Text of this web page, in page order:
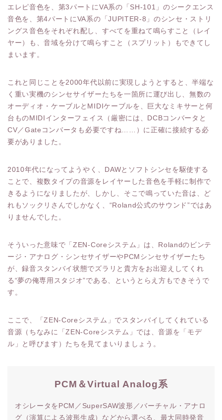
エレピ音色を、第3パートにVA系の「SH-101」のシークエンス
音色を、第4パートにVA系の「JUPITER-8」のシンセ・ストリ
ングス音色をそれぞれ配し、すべてを重ねて鳴らすこと（レイ
ヤー）も、音域を分けて鳴らすこと（スプリット）もできてし
まいます。
これと同じことを2000年代以前に実現しようとすると、半端な
く重い実機のシンセサイザーたちを一箇所に運び出し、無数の
オーディオ・ケーブルとMIDIケーブルを、巨大なミキサーと何
台ものMIDIインターフェイス（厳密には、DCBコンバータと
CV／Gateコンバータも必要ですね……）に正確に接続する必
要がありました。
2010年代になってようやく、DAWとソフトシンセを駆使する
ことで、複数タイプの音源をレイヤーした音色を手軽に制作で
きるようになりましたが、しかし、そこで鳴っていた音は、ど
れもソックリさんでしかなく、“Roland公式のサウンド”ではあ
りませんでした。
そういった意味で「ZEN-Coreシステム」は、Rolandのビンテ
ージ・アナログ・シンセサイザーやPCMシンセサイザーたち
が、録音スタンバイ状態でズラリと貴方をお出迎えしてくれ
る“夢の俺専用スタジオ”である、というとらえ方もできそうで
す。
ここで、「ZEN-Coreシステム」でスタンバイしてくれている
音源（ちなみに「ZEN-Coreシステム」では、音源を「モデ
ル」と呼びます）たちを見てまいりましょう。
PCM＆Virtual Analog系
オシレータをPCM／SuperSAW波形／バーチャル・アナロ
グ（演算による波形生成）などから選べる、最大同時発音